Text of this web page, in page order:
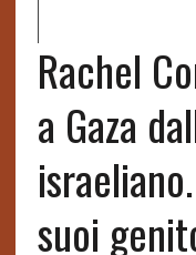
Rachel
a Gaza
suoi